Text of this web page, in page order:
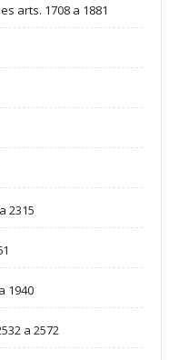
arts. 1708 a 1881
2315
1940
a 2572